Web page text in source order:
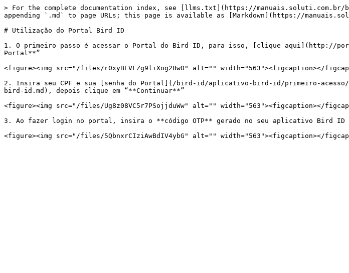
> For the complete documentation index, see [llms.txt](https://
appending `.md` to page URLs; this page is available as [Markdown](https://
# Utilização do Portal Bird ID
1. O primeiro passo é acessar o Portal do Bird ID, para isso, [clique aqui](http://
Portal**”
<figure><img src="/files/r0xyBEVFZg9liXog2BwO" alt="" width="563"><figcaption></
2. Insira seu CPF e sua [senha do Portal](/bird-id/aplicativo-bird-id/primeiro-
bird-id.md), depois clique em “**Continuar**”
<figure><img src="/files/Ug8z08VC5r7PSojjduWw" alt="" width="563"><figcaption></
3. Ao fazer login no portal, insira o **código OTP** gerado no seu aplicativo Bird ID